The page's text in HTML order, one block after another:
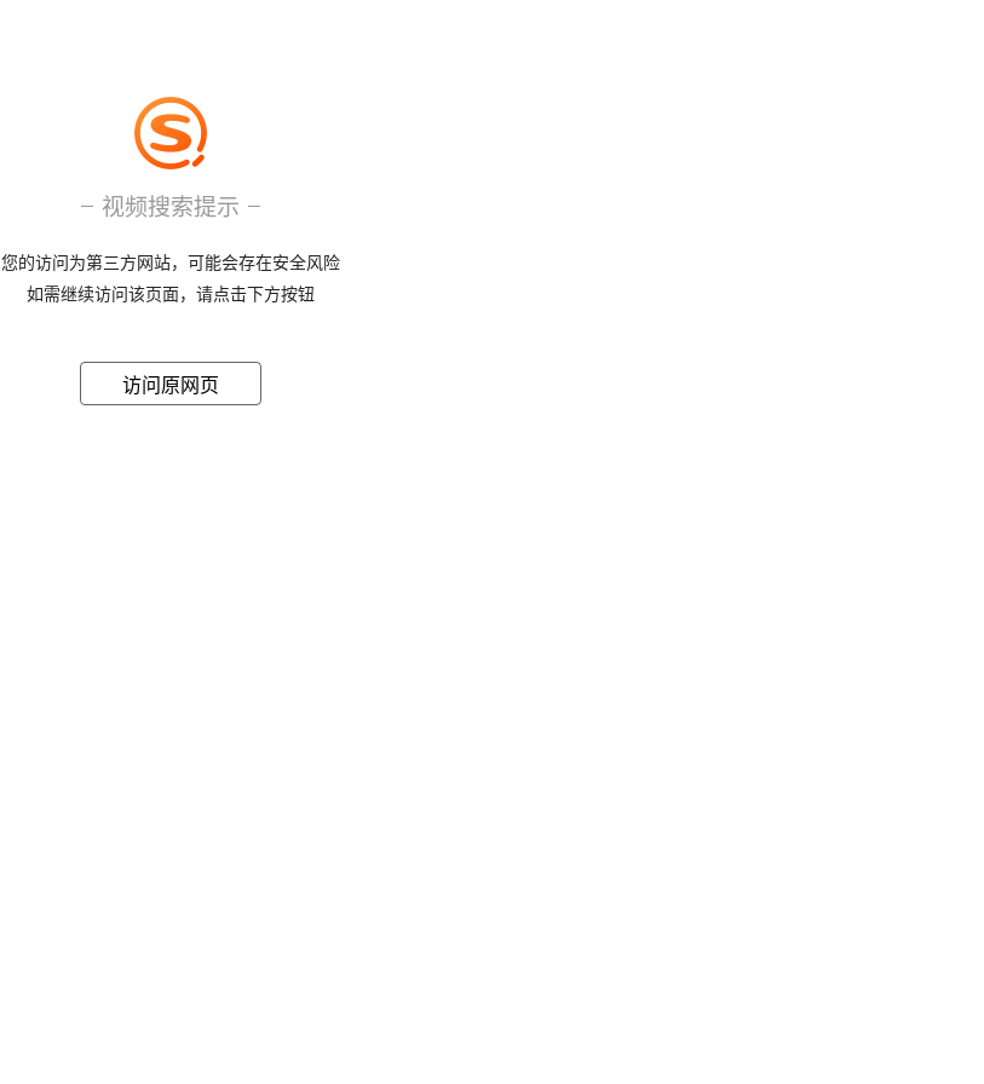
视频搜索提示
您的访问为第三方网站，可能会存在安全风险
如需继续访问该页面，请点击下方按钮
访问原网页